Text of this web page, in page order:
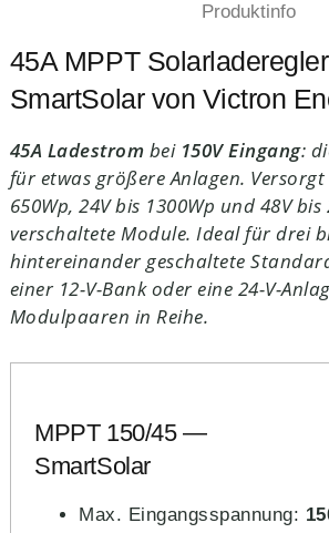
Produktinfo
45A MPPT Solarladeregler
SmartSolar von Victron
45A Ladestrom bei 150V Eingang:
für etwas größere Anlagen. Versorgt
650Wp, 24V bis 1300Wp und 48V
verschaltete Module. Ideal für drei
hintereinander geschaltete
einer 12-V-Bank oder eine 24-V-
Modulpaaren in Reihe.
MPPT 150/45 —
SmartSolar
Max. Eingangsspannung: